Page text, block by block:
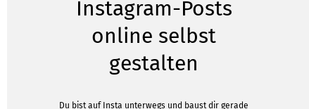
Instagram-Posts
online selbst
gestalten
Du bist auf Insta unterwegs und baust dir gerade